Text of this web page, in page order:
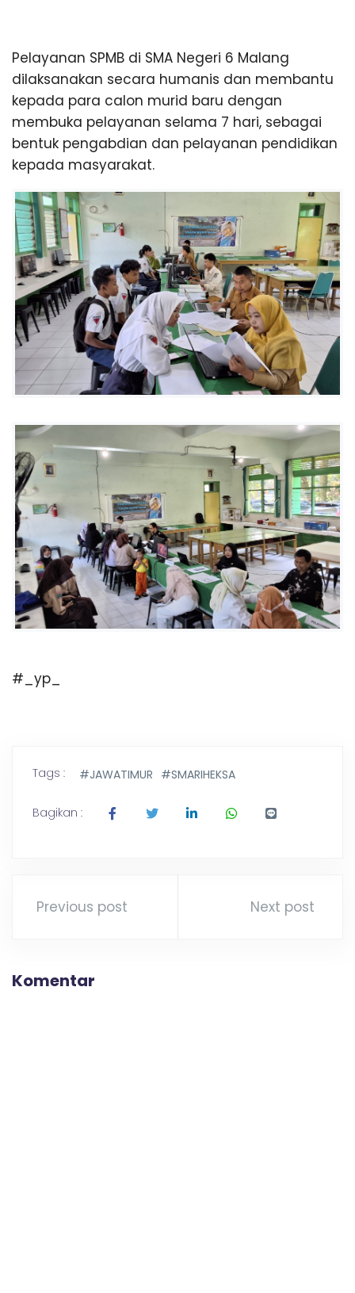
G
Pelayanan SPMB di SMA Negeri 6 Malang
dilaksanakan secara humanis dan membantu
kepada para calon murid baru dengan
membuka pelayanan selama 7 hari, sebagai
bentuk pengabdian dan pelayanan pendidikan
kepada masyarakat.
#_yp_
Tags : #JAWATIMUR #SMARIHEKSA
Bagikan :
Previous post Next post
Komentar